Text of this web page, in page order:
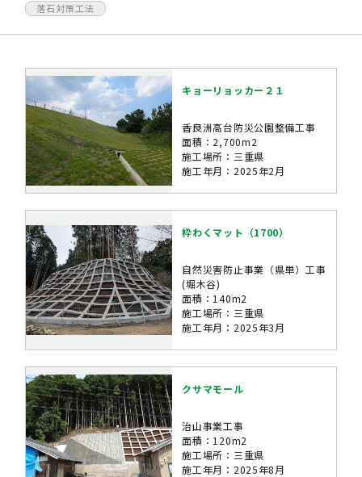
落石対策工法
キョーリョッカー２１
香良洲高台防災公園整備工事
面積：2,700m2
施工場所：三重県
施工年月：2025年2月
枠わくマット（1700）
自然災害防止事業（県単）工事
(堀木谷)
面積：140m2
施工場所：三重県
施工年月：2025年3月
クサマモール
治山事業工事
面積：120m2
施工場所：三重県
施工年月：2025年8月